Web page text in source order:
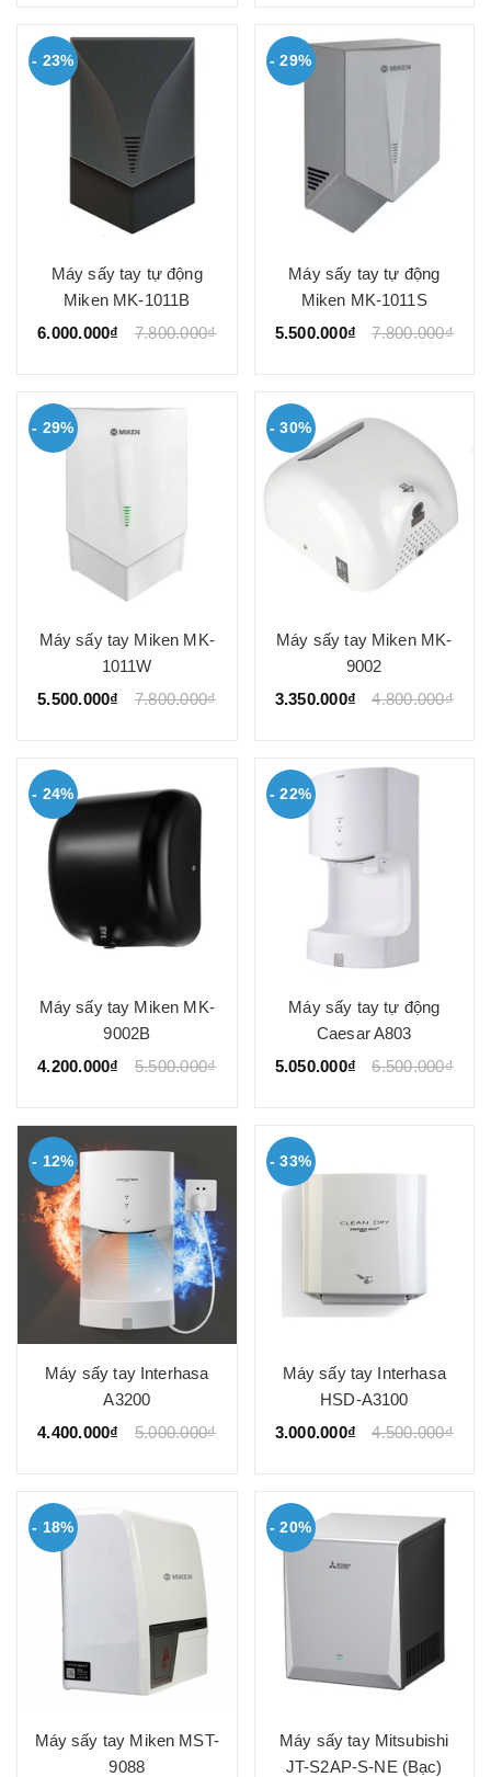
- 23%
Máy sấy tay tự động
Miken MK-1011B
6.000.000₫
7.800.000₫
- 29%
Máy sấy tay tự động
Miken MK-1011S
5.500.000₫
7.800.000₫
- 29%
Máy sấy tay Miken MK-
1011W
5.500.000₫
7.800.000₫
- 30%
Máy sấy tay Miken MK-
9002
3.350.000₫
4.800.000₫
- 24%
Máy sấy tay Miken MK-
9002B
4.200.000₫
5.500.000₫
- 22%
Máy sấy tay tự động
Caesar A803
5.050.000₫
6.500.000₫
- 12%
Máy sấy tay Interhasa
A3200
4.400.000₫
5.000.000₫
- 33%
Máy sấy tay Interhasa
HSD-A3100
3.000.000₫
4.500.000₫
- 18%
Máy sấy tay Miken MST-
9088
- 20%
Máy sấy tay Mitsubishi
JT-S2AP-S-NE (Bạc)